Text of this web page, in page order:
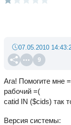
9
07.05.2010
Ага! Помогите мне
рабочий =(
catid IN ($cids) так
Версия системы